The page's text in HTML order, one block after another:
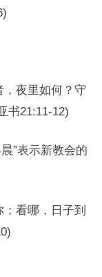
夜里如何？守
书21:11-12)
”表示新教会的
看哪，日子到